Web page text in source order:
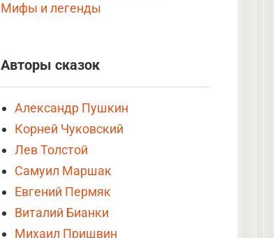
Мифы и легенды
Авторы сказок
Александр Пушкин
Корней Чуковский
Лев Толстой
Самуил Маршак
Евгений Пермяк
Виталий Бианки
Михаил Пришвин